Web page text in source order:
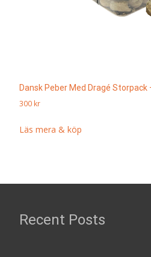
Dansk Peber Med Dragé Storpack
300 kr
Läs mera & köp
Recent Posts